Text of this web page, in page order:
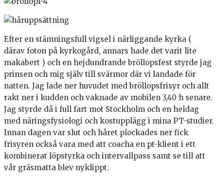
Efter en stämningsfull vigsel i närliggande kyrka (
därav foton på kyrkogård, annars hade det varit lite
makabert ) och en hejdundrande bröllopsfest styrde jag
prinsen och mig själv till svärmor där vi landade för
natten. Jag lade ner huvudet med bröllopsfrisyr och allt
rakt ner i kudden och vaknade av mobilen 3,40 h senare.
Jag styrde då i full fart mot Stockholm och en heldag
med näringsfysiologi och kostupplägg i mina PT-studier.
Innan dagen var slut och håret plockades ner fick
frisyren också vara med att coacha en pt-klient i ett
kombinerat löpstyrka och intervallpass samt se till att
vår gräsmatta blev nyklippt.